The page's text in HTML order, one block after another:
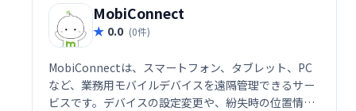
MobiConnect
0.0 (0件)
MobiConnectは、スマートフォン、タブレット、PC
など、業務用モバイルデバイスを遠隔管理できるサー
ビスです。デバイスの設定変更や、紛失時の位置情報